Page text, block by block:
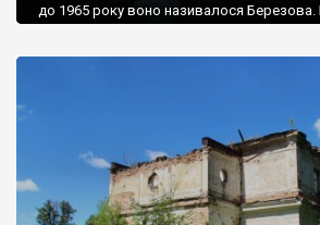
до 1965 року воно називалося Березова.
Наддністрянське відрізняється від
сіл. У селі є мурована Михайлівська